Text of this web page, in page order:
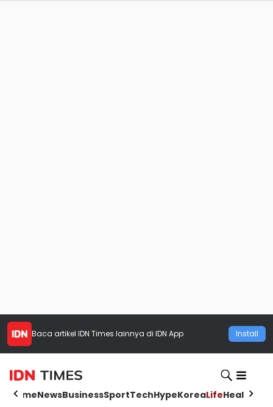
Baca artikel IDN Times lainnya di IDN App Install
HomeNewsBusinessSportTechHypeKoreaLifeHealth